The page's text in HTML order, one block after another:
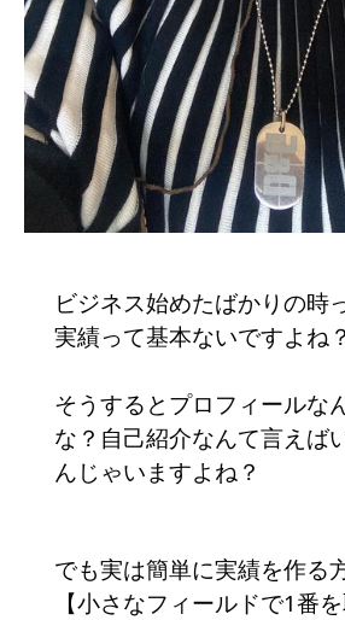
ビジネス始めたばかりの時
実績って基本ないですよね？
そうするとプロフィールな
な？自己紹介なんて言えば
んじゃいますよね？
でも実は簡単に実績を作る
【小さなフィールドで1番を